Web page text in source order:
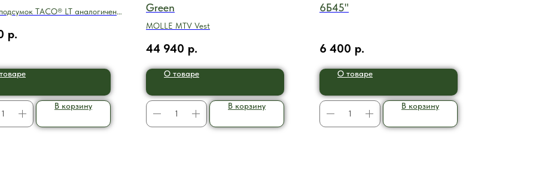
TACO® LT аналогичен
р.
В корзину
Green
MOLLE MTV Vest
44 940 р.
О товаре
В корзину
6Б45"
6 400 р.
О товаре
В корзину